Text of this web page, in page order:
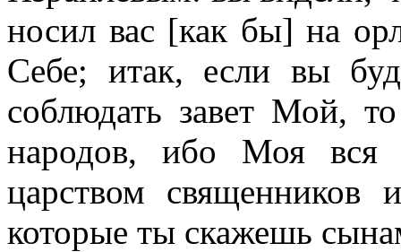
носил вас [как бы] на
Себе; итак, если вы
соблюдать завет Мой,
народов, ибо Моя
царством священников
которые ты скажешь